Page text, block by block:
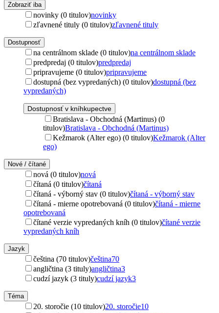
Zobraziť iba
novinky (0 titulov)novinky
zľavnené tituly (0 titulov)zľavnené tituly
Dostupnosť
na centrálnom sklade (0 titulov)na centrálnom sklade
predpredaj (0 titulov)predpredaj
pripravujeme (0 titulov)pripravujeme
dostupná (bez vypredaných) (0 titulov)dostupná (bez
vypredaných)
Dostupnosť v kníhkupectve
Bratislava - Obchodná (Martinus) (0
titulov)Bratislava - Obchodná (Martinus)
Kežmarok (Alter ego) (0 titulov)Kežmarok (Alter
ego)
Nové / čítané
nová (0 titulov)nová
čítaná (0 titulov)čítaná
čítaná - výborný stav (0 titulov)čítaná - výborný stav
čítaná - mierne opotrebovaná (0 titulov)čítaná - mierne
opotrebovaná
čítané verzie vypredaných kníh (0 titulov)čítané verzie
vypredaných kníh
Jazyk
čeština (70 titulov)čeština70
angličtina (3 tituly)angličtina3
cudzí jazyk (3 tituly)cudzí jazyk3
Téma
20. storočie (10 titulov)20. storočie10